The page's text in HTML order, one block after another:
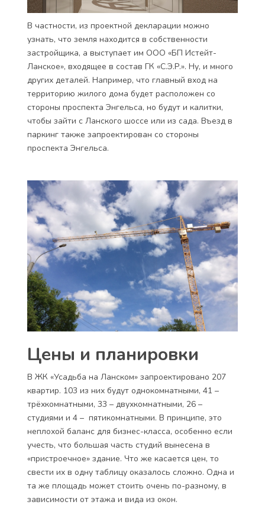
В частности, из проектной декларации можно
узнать, что земля находится в собственности
застройщика, а выступает им ООО «БП Истейт-
Ланское», входящее в состав ГК «С.Э.Р.». Ну, и много
других деталей. Например, что главный вход на
территорию жилого дома будет расположен со
стороны проспекта Энгельса, но будут и калитки,
чтобы зайти с Ланского шоссе или из сада. Въезд в
паркинг также запроектирован со стороны
проспекта Энгельса.
Цены и планировки
В ЖК «Усадьба на Ланском» запроектировано 207
квартир. 103 из них будут однокомнатными, 41 –
трёхкомнатными, 33 – двухкомнатными, 26 –
студиями и 4 – пятикомнатными. В принципе, это
неплохой баланс для бизнес-класса, особенно если
учесть, что большая часть студий вынесена в
«пристроечное» здание. Что же касается цен, то
свести их в одну таблицу оказалось сложно. Одна и
та же площадь может стоить очень по-разному, в
зависимости от этажа и вида из окон.